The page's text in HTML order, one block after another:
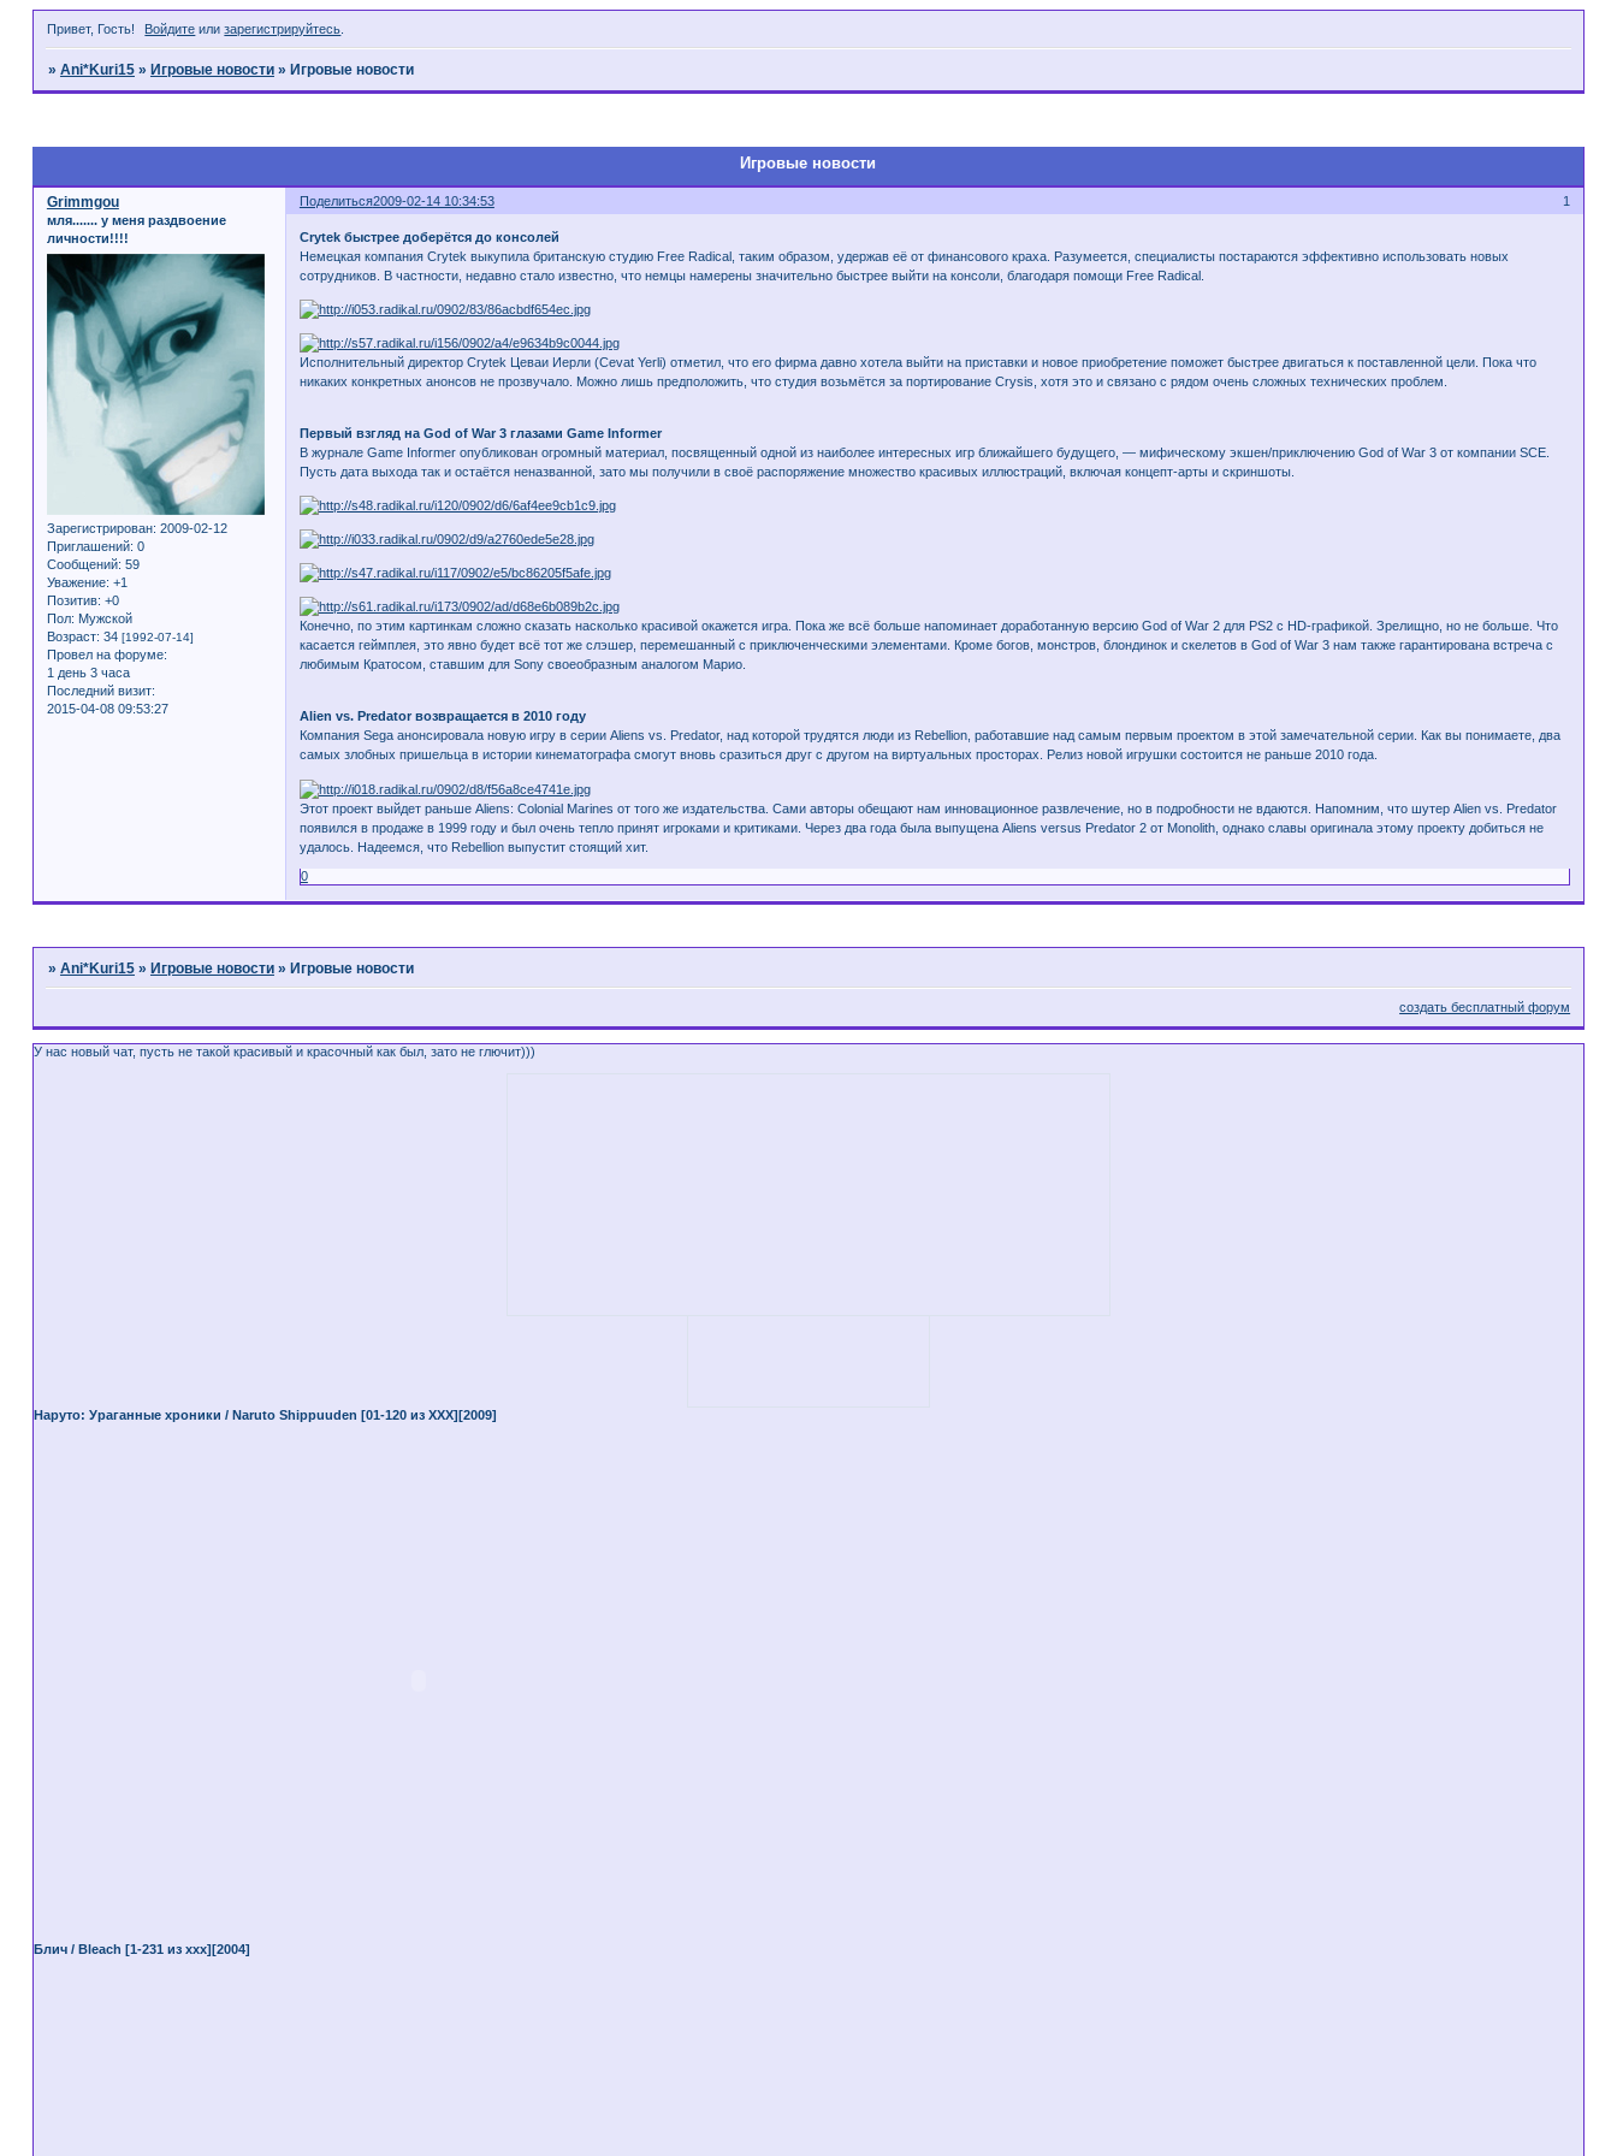
Привет, Гость! Войдите илизарегистрируйтесь
» Ani*Kuri15 » Игровые новости » Игровые новости
Игровые новости
Поделиться 1
2009-02-14 10:34:53
Grimmgou
мля....... у меня раздвоение
личности!!!!
Зарегистрирован: 2009-02-12
Приглашений: 0
Сообщений: 59
Уважение: +1
Позитив: +0
Пол: Мужской
Возраст: 34 [1992-07-14]
Провел на форуме:
1 день 3 часа
Последний визит:
2015-04-08 09:53:27
Crytek быстрее доберётся до консолей
Немецкая компания Crytek выкупила британскую студию Free Radical, таким образом, удержав её от финансового краха. Разумеется, специалисты постараются эффективно использовать новых
сотрудников. В частности, недавно стало известно, что немцы намерены значительно быстрее выйти на консоли, благодаря помощи Free Radical.
Исполнительный директор Crytek Цеваи Иерли (Cevat Yerli) отметил, что его фирма давно хотела выйти на приставки и новое приобретение поможет быстрее двигаться к поставленной цели. Пока что
никаких конкретных анонсов не прозвучало. Можно лишь предположить, что студия возьмётся за портирование Crysis, хотя это и связано с рядом очень сложных технических проблем.
Первый взгляд на God of War 3 глазами Game Informer
В журнале Game Informer опубликован огромный материал, посвященный одной из наиболее интересных игр ближайшего будущего, — мифическому экшен/приключению God of War 3 от компании SCE.
Пусть дата выхода так и остаётся неназванной, зато мы получили в своё распоряжение множество красивых иллюстраций, включая концепт-арты и скриншоты.
Конечно, по этим картинкам сложно сказать насколько красивой окажется игра. Пока же всё больше напоминает доработанную версию God of War 2 для PS2 с HD-графикой. Зрелищно, но не больше. Что
касается геймплея, это явно будет всё тот же слэшер, перемешанный с приключенческими элементами. Кроме богов, монстров, блондинок и скелетов в God of War 3 нам также гарантирована встреча с
любимым Кратосом, ставшим для Sony своеобразным аналогом Марио.
Alien vs. Predator возвращается в 2010 году
Компания Sega анонсировала новую игру в серии Aliens vs. Predator, над которой трудятся люди из Rebellion, работавшие над самым первым проектом в этой замечательной серии. Как вы понимаете, два
самых злобных пришельца в истории кинематографа смогут вновь сразиться друг с другом на виртуальных просторах. Релиз новой игрушки состоится не раньше 2010 года.
Этот проект выйдет раньше Aliens: Colonial Marines от того же издательства. Сами авторы обещают нам инновационное развлечение, но в подробности не вдаются. Напомним, что шутер Alien vs. Predator
появился в продаже в 1999 году и был очень тепло принят игроками и критиками. Через два года была выпущена Aliens versus Predator 2 от Monolith, однако славы оригинала этому проекту добиться не
удалось. Надеемся, что Rebellion выпустит стоящий хит.
0
» Ani*Kuri15 » Игровые новости » Игровые новости
создать бесплатный форум
У нас новый чат, пусть не такой красивый и красочный как был, зато не глючит)))
Наруто: Ураганные хроники / Naruto Shippuuden [01-120 из XXX][2009]
Блич / Bleach [1-231 из ххх][2004]